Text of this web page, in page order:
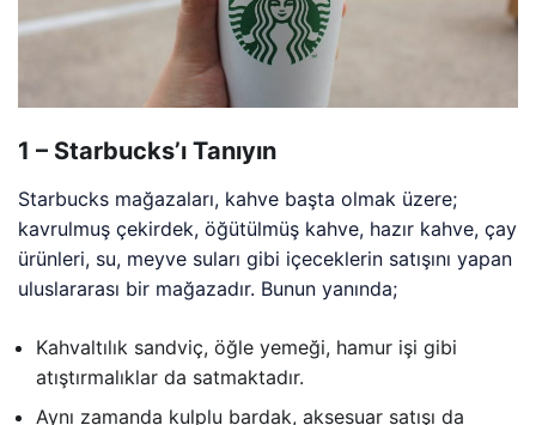
1 – Starbucks’ı Tanıyın
Starbucks mağazaları, kahve başta olmak üzere;
kavrulmuş çekirdek, öğütülmüş kahve, hazır kahve, çay
ürünleri, su, meyve suları gibi içeceklerin satışını yapan
uluslararası bir mağazadır. Bunun yanında;
Kahvaltılık sandviç, öğle yemeği, hamur işi gibi
atıştırmalıklar da satmaktadır.
Aynı zamanda kulplu bardak, aksesuar satışı da